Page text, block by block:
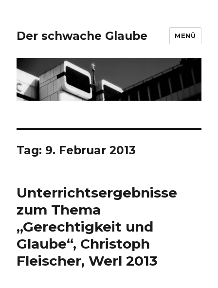
Der schwache Glaube MENÜ
Tag: 9. Februar 2013
Unterrichtsergebnisse
zum Thema
„Gerechtigkeit und
Glaube“, Christoph
Fleischer, Werl 2013